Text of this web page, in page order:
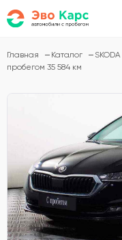
Главная Каталог SKODA
пробегом 35 584 км